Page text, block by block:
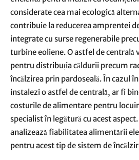
considerate cea mai ecologică
contribuie la reducerea amprentei
integrate cu surse regenerabile
turbine eoliene. O astfel de centrală
pentru distribuția căldurii precum
încălzirea prin pardoseală. În cazul
instalezi o astfel de centrală, ar fi
costurile de alimentare pentru
specialist în legătură cu acest
analizează fiabilitatea alimentării
pentru acest tip de sistem de